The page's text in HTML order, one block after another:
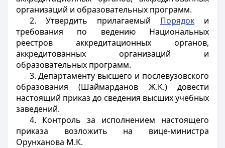
организаций и образовательных программ.
2. Утвердить прилагаемый Порядоки
требования по ведению Национальных
реестров аккредитационных органов,
аккредитованных организаций и
образовательных программ.
3. Департаменту высшего и послевузовского
образования (Шаймарданов Ж.К.) довести
настоящий приказ до сведения высших учебных
заведений.
4. Контроль за исполнением настоящего
приказа возложить на вице-министра
Орунханова М.К.